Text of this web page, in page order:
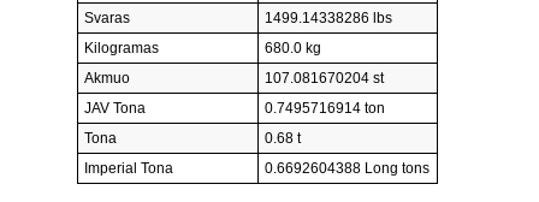
Svaras
1499.14338286 lbs
Kilogramas
680.0 kg
Akmuo
107.081670204 st
JAV Tona
0.7495716914 ton
Tona
0.68 t
Imperial Tona
0.6692604388 Long tons